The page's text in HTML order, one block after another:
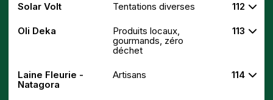
Solar Volt Tentations diverses 112
Oli Deka
Produits locaux,
gourmands, zéro
déchet
113
Laine Fleurie -
Natagora
Artisans 114